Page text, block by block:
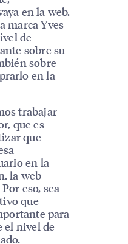
en la web,
marca Yves
de
sobre su
sobre
en la
trabajar
que es
que
en la
la web
eso, sea
que
para
el nivel de